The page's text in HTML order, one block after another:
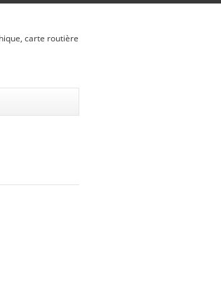
carte routière